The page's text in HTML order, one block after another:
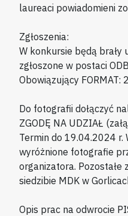
laureaci powiadomieni
Zgłoszenia:
W konkursie będą brały
zgłoszone w postaci
Obowiązujący FORMAT:
Do fotografii dołączyć
ZGODĘ NA UDZIAŁ
Termin do 19.04.2024 r.
wyróżnione fotografie
organizatora. Pozostałe
siedzibie MDK w
Opis prac na odwrocie